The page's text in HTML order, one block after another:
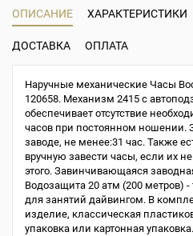
ОПИСАНИЕ ХАРАКТЕРИСТИКИ
ДОСТАВКА ОПЛАТА
Наручные механические Часы
120658. Механизм 2415 с
обеспечивает отсутствие
часов при постоянном ношении.
заводе, не менее:31 час. Также
вручную завести часы, если их
этого. Завинчивающаяся
Водозащита 20 атм (200 метров)
для занятий дайвингом. В
изделие, классическая
упаковка или картонная